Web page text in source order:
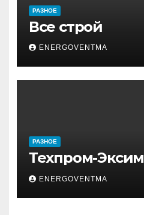
РАЗНОЕ
Все строй
ENERGOVENTMA
РАЗНОЕ
Техпром-Эксим
ENERGOVENTMA